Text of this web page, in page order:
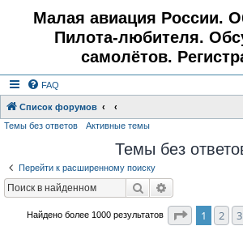
Малая авиация России.
Пилота-любителя.
самолётов.
FAQ
Список форумов
Темы без ответов Активные темы
Темы без
Перейти к расширенному поиску
Поиск
Найдено более 1000 результатов Страница1
1 2 3